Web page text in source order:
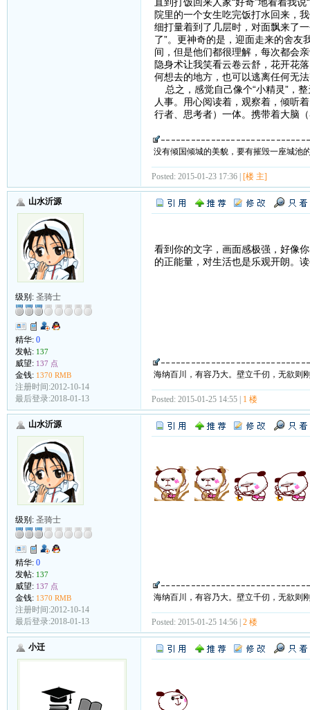
院里的一个女生吃完饭打水回来，
细打量着到了几层时，对面飘来了
了”。更神奇的是，迎面走来的舍
间，但是他们都很理解，每次都会
隐身术让我笑看云卷云舒，花开花
何想去的地方，也可以逃离任何无
总之，感觉自己像个“小精灵”，
人事。用心阅读着，观察着，倾听
行者、思考者）一体。携带着大脑
没有倾国倾城的美貌，要有摧毁一座城池
Posted: 2015-01-23 17:36 | [楼 主]
山水沂源
级别: 圣骑士
精华: 0
发帖: 137
威望: 137 点
金钱: 1370 RMB
注册时间:2012-10-14
最后登录:2018-01-13
看到你的文字，画面感极强，好像
的正能量，对生活也是乐观开朗。
海纳百川，有容乃大。壁立千仞，无欲则
Posted: 2015-01-25 14:55 | 1 楼
山水沂源
级别: 圣骑士
精华: 0
发帖: 137
威望: 137 点
金钱: 1370 RMB
注册时间:2012-10-14
最后登录:2018-01-13
海纳百川，有容乃大。壁立千仞，无欲则
Posted: 2015-01-25 14:56 | 2 楼
小迁